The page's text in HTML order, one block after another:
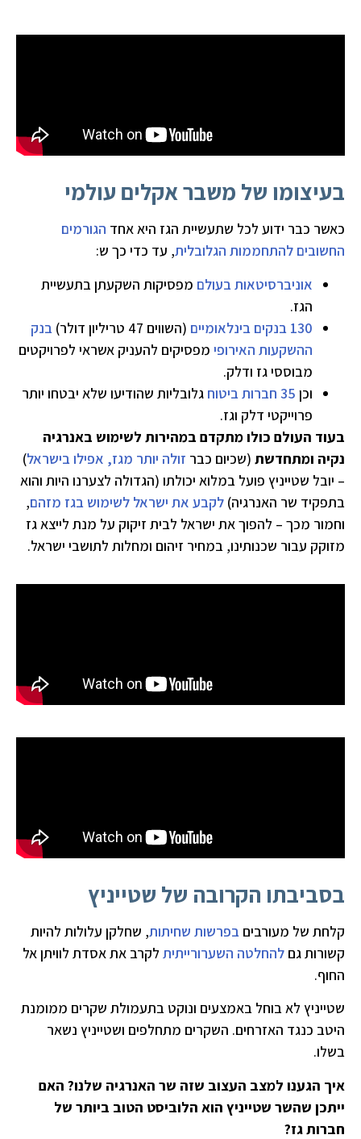
בעיצומו של משבר אקלים עולמי
כאשר כבר ידוע לכל שתעשיית הגז היא אחד הגורמים
החשובים להתחממות הגלובלית, עד כדי כך ש:
אוניברסיטאות בעולם מפסיקות השקעתן בתעשיית
הגז.
130 בנקים בינלאומיים
(השווים 47 טריליון דולר)
בנק
ההשקעות האירופי מפסיקים להעניק אשראי לפרויקטים
מבוססי גז ודלק.
וכן 35 חברות ביטוח
גלובליות שהודיעו שלא יבטחו יותר
פרוייקטי דלק וגז.
בעוד העולם כולו מתקדם במהירות לשימוש באנרגיה
נקיה ומתחדשת (שכיום כבר זולה יותר מגז, אפילו בישראל)
– יובל שטייניץ פועל במלוא יכולתו (הגדולה לצערנו היות והוא
בתפקיד שר האנרגיה) לקבע את ישראל לשימוש בגז מזהם,
וחמור מכך – להפוך את ישראל לבית זיקוק על מנת לייצא גז
מזוקק עבור שכנותינו, במחיר זיהום ומחלות לתושבי ישראל.
בסביבתו הקרובה של שטייניץ
קלחת של מעורבים בפרשות שחיתות, שחלקן עלולות להיות
קשורות גם להחלטה השערורייתית לקרב את אסדת לוויתן אל
החוף.
שטייניץ לא בוחל באמצעים ונוקט בתעמולת שקרים ממומנת
היטב כנגד האזרחים. השקרים מתחלפים ושטייניץ נשאר
בשלו.
איך הגענו למצב העצוב שזה שר האנרגיה שלנו? האם
ייתכן שהשר שטייניץ הוא הלוביסט הטוב ביותר של
חברות גז?